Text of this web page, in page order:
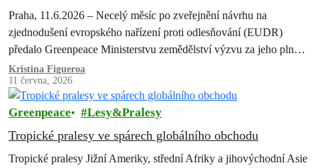
Praha, 11.6.2026 – Necelý měsíc po zveřejnění návrhu na
zjednodušení evropského nařízení proti odlesňování (EUDR)
předalo Greenpeace Ministerstvu zemědělství výzvu za jeho plné a
důsledné zavedení. Pod požadavek na ochranu pralesů a proti
dalšímu oslabování či odkládání nařízení se podepsalo 32 878
Čechů.
Kristina Figueroa
11 června, 2026
Greenpeace Lesy&Pralesy
Tropické pralesy ve spárech globálního obchodu
Tropické pralesy Jižní Ameriky, střední Afriky a jihovýchodní Asie